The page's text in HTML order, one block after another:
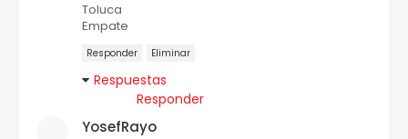
Toluca
Empate
Responder Eliminar
Respuestas
Responder
YosefRayo